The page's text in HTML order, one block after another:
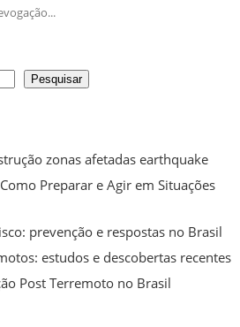
Pesquisar
zonas afetadas earthquake
Preparar e Agir em Situações
prevenção e respostas no Brasil
estudos e descobertas recentes
Post Terremoto no Brasil